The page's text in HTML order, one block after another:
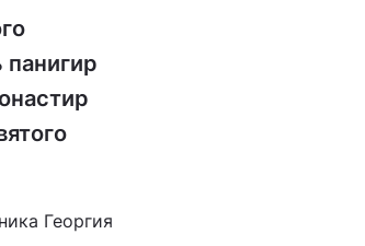
панигир
Георгия